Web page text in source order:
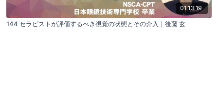
01:13:19
144 セラピストが評価するべき視覚の状態とその介入｜後藤 玄